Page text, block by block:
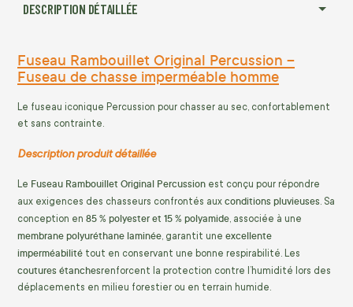
DESCRIPTION DÉTAILLÉE
Fuseau Rambouillet Original Percussion –
Fuseau de chasse imperméable homme
Le fuseau iconique Percussion pour chasser au sec, confortablement
et sans contrainte.
Description produit détaillée
Le Fuseau Rambouillet Original Percussion est conçu pour répondre
aux exigences des chasseurs confrontés aux conditions pluvieuses . Sa
conception en 85 % polyester et 15 % polyamide , associée à une
membrane polyuréthane laminée , garantit une excellente
imperméabilité tout en conservant une bonne respirabilité. Les
coutures étanchesrenforcent la protection contre l’humidité lors des
déplacements en milieu forestier ou en terrain humide.